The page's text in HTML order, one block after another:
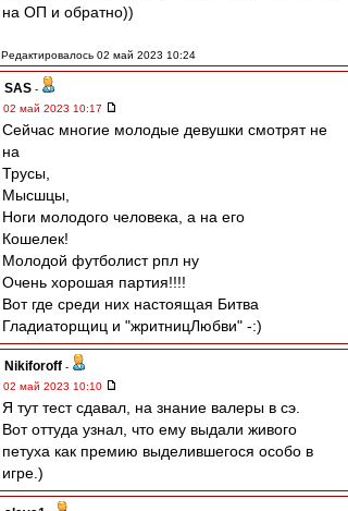
на ОП и обратно))
Редактировалось 02 май 2023 10:24
SAS -
02 май 2023 10:17
Сейчас многие молодые девушки смотрят не
на
Трусы,
Мысшцы,
Ноги молодого человека, а на его
Кошелек!
Молодой футболист рпл ну
Очень хорошая партия!!!!
Вот где среди них настоящая Битва
Гладиаторщиц и "жритницЛюбви" -:)
Nikiforoff -
02 май 2023 10:10
Я тут тест сдавал, на знание валеры в сэ.
Вот оттуда узнал, что ему выдали живого
петуха как премию выделившегося особо в
игре.)